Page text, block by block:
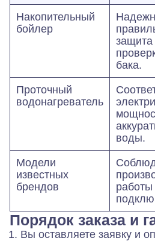
Накопительный
бойлер
защита
бака.
Проточный
водонагреватель
воды.
Модели
известных
брендов
Порядок заказа и
Вы оставляете заявку и